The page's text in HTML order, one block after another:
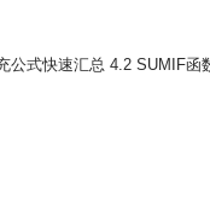
公式快速汇总 4.2 SUMIF函